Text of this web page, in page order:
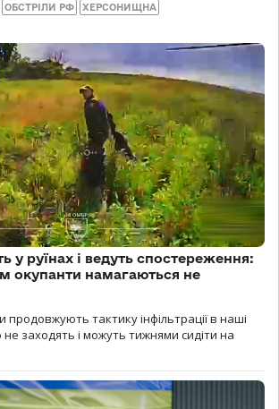
ОБСТРІЛИ РФ ХЕРСОНИЩНА
у руїнах і ведуть спостереження:
окупанти намагаються не
тактику інфільтрації в наші
не заходять і можуть тижнями сидіти на